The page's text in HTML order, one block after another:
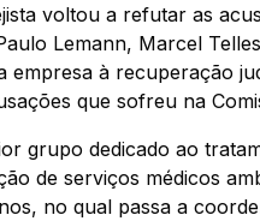
voltou a refutar as
Lemann, Marcel
empresa à recuperação
que sofreu na
grupo dedicado ao
de serviços médicos
no qual passa a